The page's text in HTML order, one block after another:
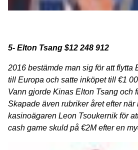
5- Elton Tsang $12 248 912
2016 bestämde man sig för att flytta
till Europa och satte inköpet till €1
Vann gjorde Kinas Elton Tsang och
Skapade även rubriker året efter
kasinoägaren Leon Tsoukernik för
cash game skuld på €2M efter en